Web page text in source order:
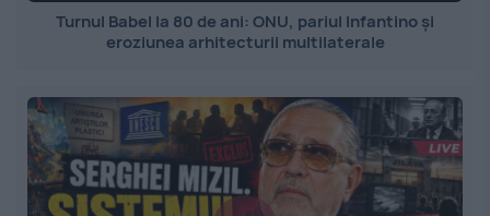
Turnul Babel la 80 de ani: ONU, pariul Infantino și
eroziunea arhitecturii multilaterale